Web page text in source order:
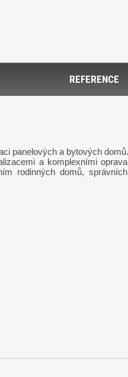
REFERENCE
panelových a bytových
a komplexními
rodinných domů,